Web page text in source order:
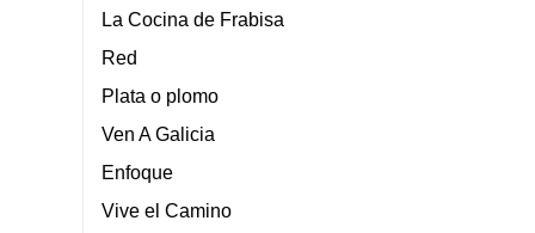
La Cocina de Frabisa
Red
Plata o plomo
Ven A Galicia
Enfoque
Vive el Camino